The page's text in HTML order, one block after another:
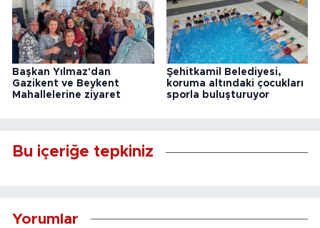
Başkan Yılmaz'dan
Gazikent ve Beykent
Mahallelerine ziyaret
Şehitkamil Belediyesi,
koruma altındaki çocukları
sporla buluşturuyor
Bu içeriğe tepkiniz
Yorumlar